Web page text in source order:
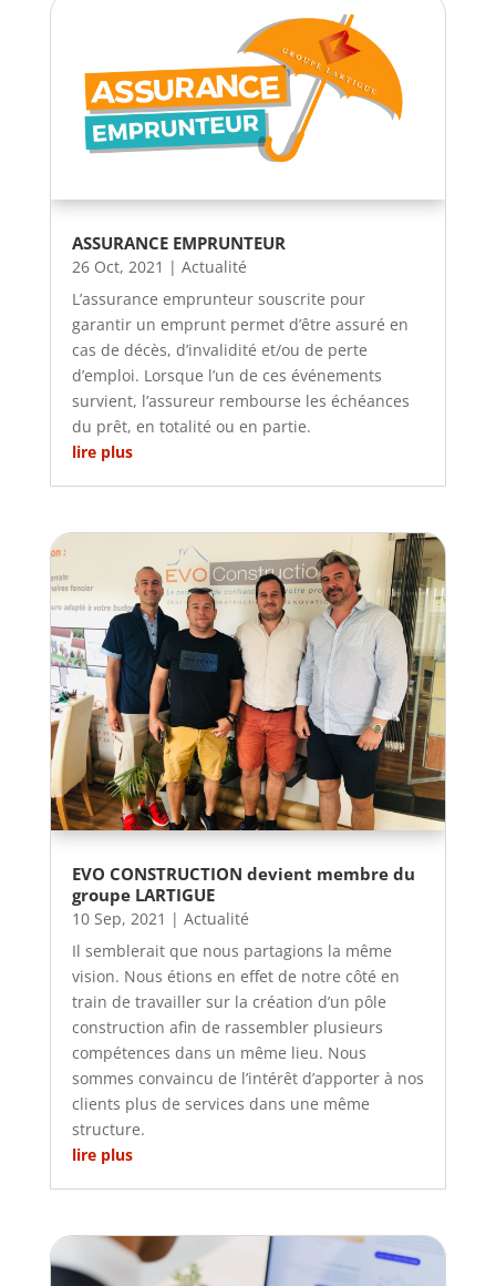
ASSURANCE EMPRUNTEUR
26 Oct, 2021 | Actualité
L’assurance emprunteur souscrite pour
garantir un emprunt permet d’être assuré en
cas de décès, d’invalidité et/ou de perte
d’emploi. Lorsque l’un de ces événements
survient, l’assureur rembourse les échéances
du prêt, en totalité ou en partie.
lire plus
EVO CONSTRUCTION devient membre du
groupe LARTIGUE
10 Sep, 2021 | Actualité
Il semblerait que nous partagions la même
vision. Nous étions en effet de notre côté en
train de travailler sur la création d’un pôle
construction afin de rassembler plusieurs
compétences dans un même lieu. Nous
sommes convaincu de l’intérêt d’apporter à nos
clients plus de services dans une même
structure.
lire plus